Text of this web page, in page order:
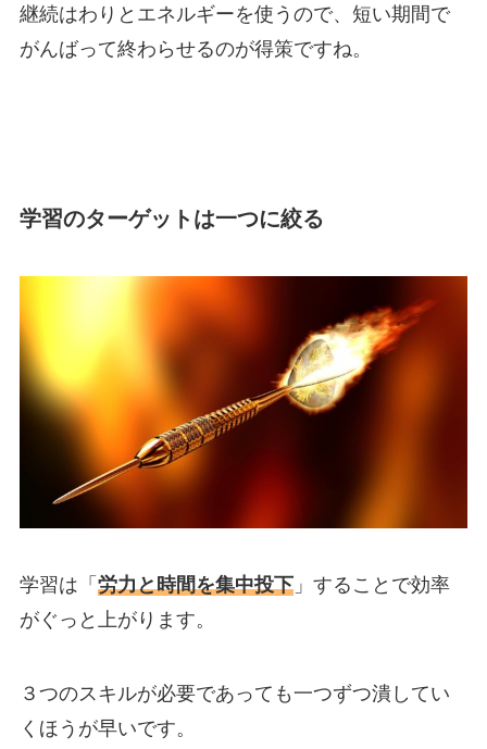
継続はわりとエネルギーを使うので、短い期間で
がんばって終わらせるのが得策ですね。
学習のターゲットは一つに絞る
学習は「 労力と時間を集中投下」することで効率
がぐっと上がります。
３つのスキルが必要であっても一つずつ潰してい
くほうが早いです。